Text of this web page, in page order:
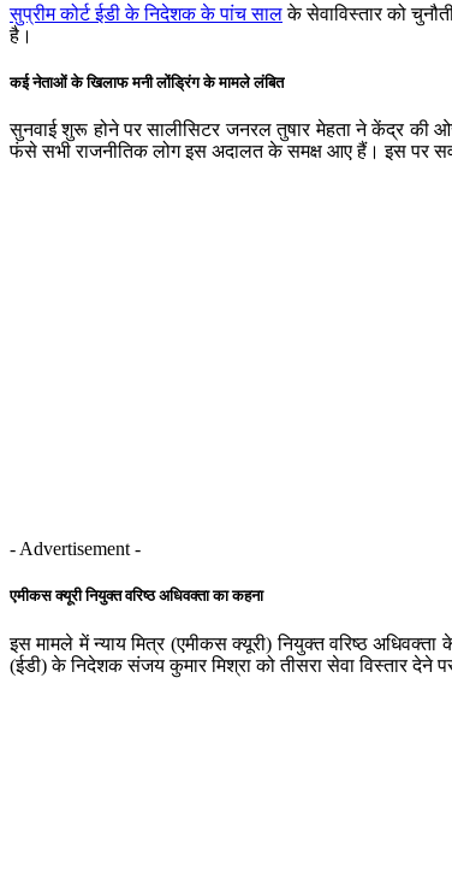
सुप्रीम कोर्ट ईडी के निदेशक के पांच सालके सेवाविस्तार को
है।
कई नेताओं के खिलाफ मनी लोंड्रिंग के मामले लंबित
सुनवाई शुरू होने पर सालीसिटर जनरल तुषार मेहता ने केंद्र की
फंसे सभी राजनीतिक लोग इस अदालत के समक्ष आए हैं। इस पर
- Advertisement -
एमीकस क्यूरी नियुक्त वरिष्ठ अधिवक्ता का कहना
इस मामले में न्याय मित्र (एमीकस क्यूरी) नियुक्त वरिष्ठ
(ईडी) के निदेशक संजय कुमार मिश्रा को तीसरा सेवा विस्तार देने